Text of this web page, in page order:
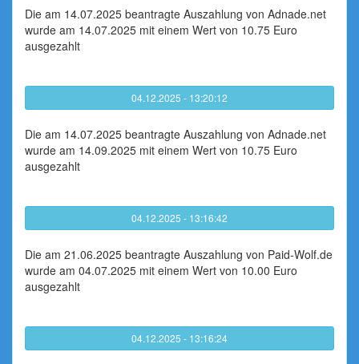
Die am 14.07.2025 beantragte Auszahlung von Adnade.net
wurde am 14.07.2025 mit einem Wert von 10.75 Euro
ausgezahlt
04.12.2025 - 13:20:12
Die am 14.07.2025 beantragte Auszahlung von Adnade.net
wurde am 14.09.2025 mit einem Wert von 10.75 Euro
ausgezahlt
04.12.2025 - 13:16:42
Die am 21.06.2025 beantragte Auszahlung von Paid-Wolf.de
wurde am 04.07.2025 mit einem Wert von 10.00 Euro
ausgezahlt
04.12.2025 - 13:16:24